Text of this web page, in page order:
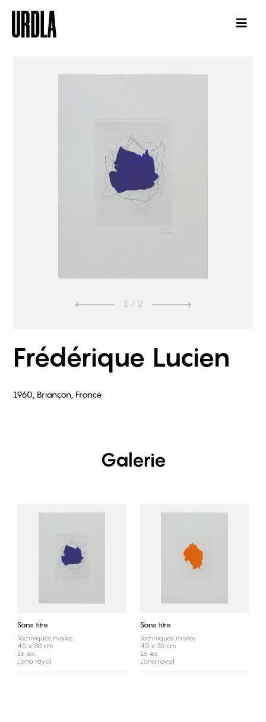
1 / 2
Frédérique Lucien
1960, Briançon, France
Galerie
Sans titre
Techniques mixtes
40 x 30 cm
16 ex.
Lana royal
Sans titre
Techniques mixtes
40 x 30 cm
16 ex.
Lana royal